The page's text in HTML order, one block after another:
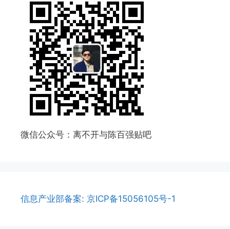
微信公众号：离不开与陈百强贴吧
信息产业部备案: 京ICP备15056105号-1